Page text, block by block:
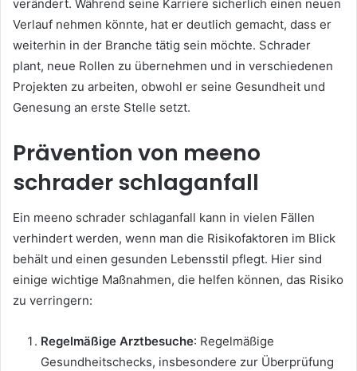
verändert. Während seine Karriere sicherlich einen neuen
Verlauf nehmen könnte, hat er deutlich gemacht, dass er
weiterhin in der Branche tätig sein möchte. Schrader
plant, neue Rollen zu übernehmen und in verschiedenen
Projekten zu arbeiten, obwohl er seine Gesundheit und
Genesung an erste Stelle setzt.
Prävention von meeno
schrader schlaganfall
Ein meeno schrader schlaganfall kann in vielen Fällen
verhindert werden, wenn man die Risikofaktoren im Blick
behält und einen gesunden Lebensstil pflegt. Hier sind
einige wichtige Maßnahmen, die helfen können, das Risiko
zu verringern:
Regelmäßige Arztbesuche: Regelmäßige
Gesundheitschecks, insbesondere zur Überprüfung